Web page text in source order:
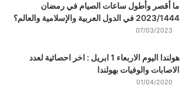
ما أقصر وأطول ساعات الصيام في رمضان
2023/1444 في الدول العربية والإسلامية والعالم؟
07/03/2023
هولندا اليوم الاربعاء 1 ابريل : اخر احصائية لعدد
الاصابات والوفيات بهولندا
01/04/2020